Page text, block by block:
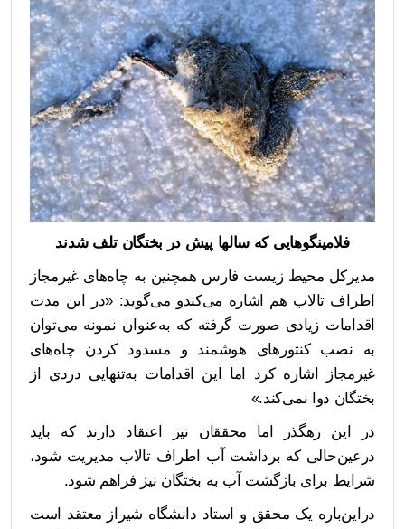
فلامینگوهایی که سالها پیش در بختگان تلف شدند
مدیرکل محیط زیست فارس همچنین به چاه‌های غیرمجاز
اطراف تالاب هم اشاره می‌کندو می‌گوید: «در این مدت
اقدامات زیادی صورت گرفته که به‌عنوان نمونه می‌توان
به نصب کنتورهای هوشمند و مسدود کردن چاه‌های
غیرمجاز اشاره کرد اما این اقدامات به‌تنهایی دردی از
بختگان دوا نمی‌کند.»
در این رهگذر اما محققان نیز اعتقاد دارند که باید
درعین‌حالی که برداشت آب اطراف تالاب مدیریت شود،
شرایط برای بازگشت آب به بختگان نیز فراهم شود.
دراین‌باره یک محقق و استاد دانشگاه شیراز معتقد است